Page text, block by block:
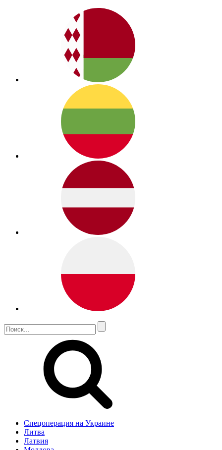
Спецоперация на Украине
Литва
Латвия